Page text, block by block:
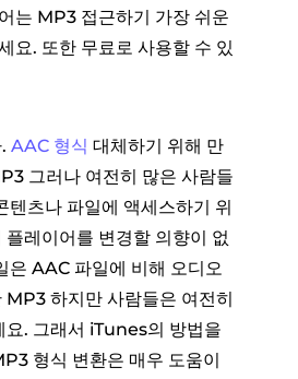
는 MP3 접근하기 가장 쉬운
요. 또한 무료로 사용할 수 있
AAC 형식 대체하기 위해 만
그러나 여전히 많은 사람들
텐츠나 파일에 액세스하기 위
레이어를 변경할 의향이 없
은 AAC 파일에 비해 오디오
MP3 하지만 사람들은 여전히
요. 그래서 iTunes의 방법을
형식 변환은 매우 도움이